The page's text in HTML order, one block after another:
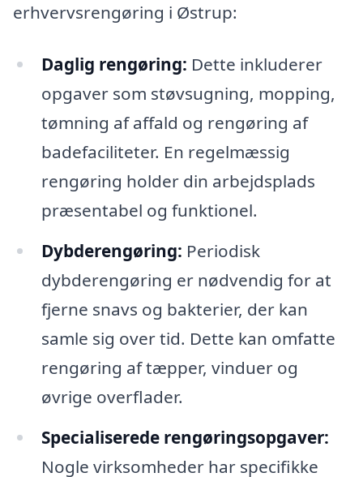
erhvervsrengøring i Østrup:
Daglig rengøring: Dette inkluderer
opgaver som støvsugning, mopping,
tømning af affald og rengøring af
badefaciliteter. En regelmæssig
rengøring holder din arbejdsplads
præsentabel og funktionel.
Dybderengøring: Periodisk
dybderengøring er nødvendig for at
fjerne snavs og bakterier, der kan
samle sig over tid. Dette kan omfatte
rengøring af tæpper, vinduer og
øvrige overflader.
Specialiserede rengøringsopgaver:
Nogle virksomheder har specifikke